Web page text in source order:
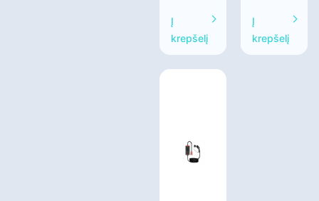
Į
krepšelį
Į
krepšelį